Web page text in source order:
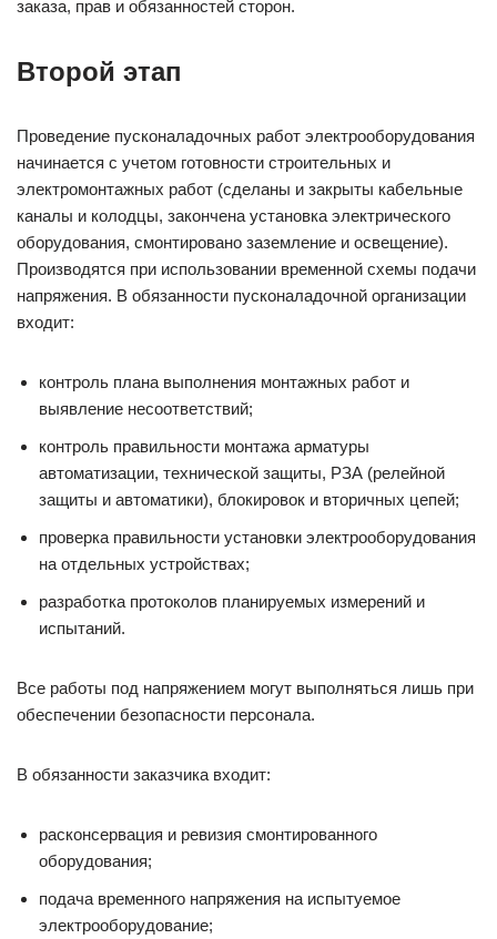
заказа, прав и обязанностей сторон.
Второй этап
Проведение пусконаладочных работ электрооборудования
начинается с учетом готовности строительных и
электромонтажных работ (сделаны и закрыты кабельные
каналы и колодцы, закончена установка электрического
оборудования, смонтировано заземление и освещение).
Производятся при использовании временной схемы подачи
напряжения. В обязанности пусконаладочной организации
входит:
контроль плана выполнения монтажных работ и
выявление несоответствий;
контроль правильности монтажа арматуры
автоматизации, технической защиты, РЗА (релейной
защиты и автоматики), блокировок и вторичных цепей;
проверка правильности установки электрооборудования
на отдельных устройствах;
разработка протоколов планируемых измерений и
испытаний.
Все работы под напряжением могут выполняться лишь при
обеспечении безопасности персонала.
В обязанности заказчика входит:
расконсервация и ревизия смонтированного
оборудования;
подача временного напряжения на испытуемое
электрооборудование;